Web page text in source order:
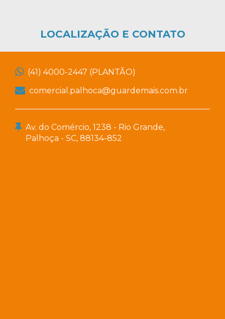
LOCALIZAÇÃO E CONTATO
(41) 4000-2447 (PLANTÃO)
comercial.palhoca@guardemais.com.br
Av. do Comércio, 1238 - Rio Grande,
Palhoça - SC, 88134-852